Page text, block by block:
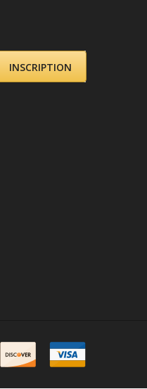
INSCRIPTION